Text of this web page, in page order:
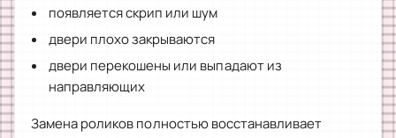
появляется скрип или шум
двери плохо закрываются
двери перекошены или выпадают из
направляющих
Замена роликов полностью восстанавливает